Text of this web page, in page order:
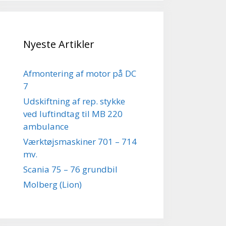
Nyeste Artikler
Afmontering af motor på DC
7
Udskiftning af rep. stykke
ved luftindtag til MB 220
ambulance
Værktøjsmaskiner 701 – 714
mv.
Scania 75 – 76 grundbil
Molberg (Lion)